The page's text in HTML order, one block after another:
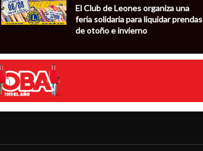
El Club de Leones organiza una
feria solidaria para liquidar prendas
de otoño e invierno